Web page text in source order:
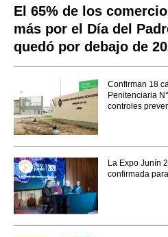
El 65% de los
más por el Día del
quedó por debajo de
Confirman 18
Penitenciaria
controles
La Expo Junín
confirmada